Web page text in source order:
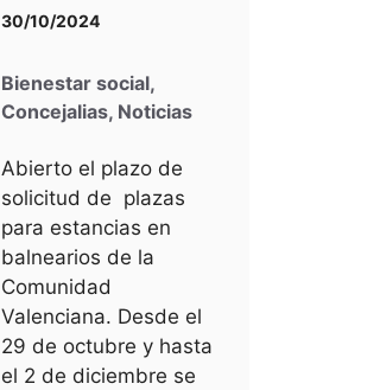
30/10/2024
Bienestar social,
Concejalias, Noticias
Abierto el plazo de
solicitud de plazas
para estancias en
balnearios de la
Comunidad
Valenciana. Desde el
29 de octubre y hasta
el 2 de diciembre se